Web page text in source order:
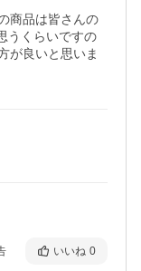
商品は皆さんの
うくらいですの
が良いと思いま
いいね 0